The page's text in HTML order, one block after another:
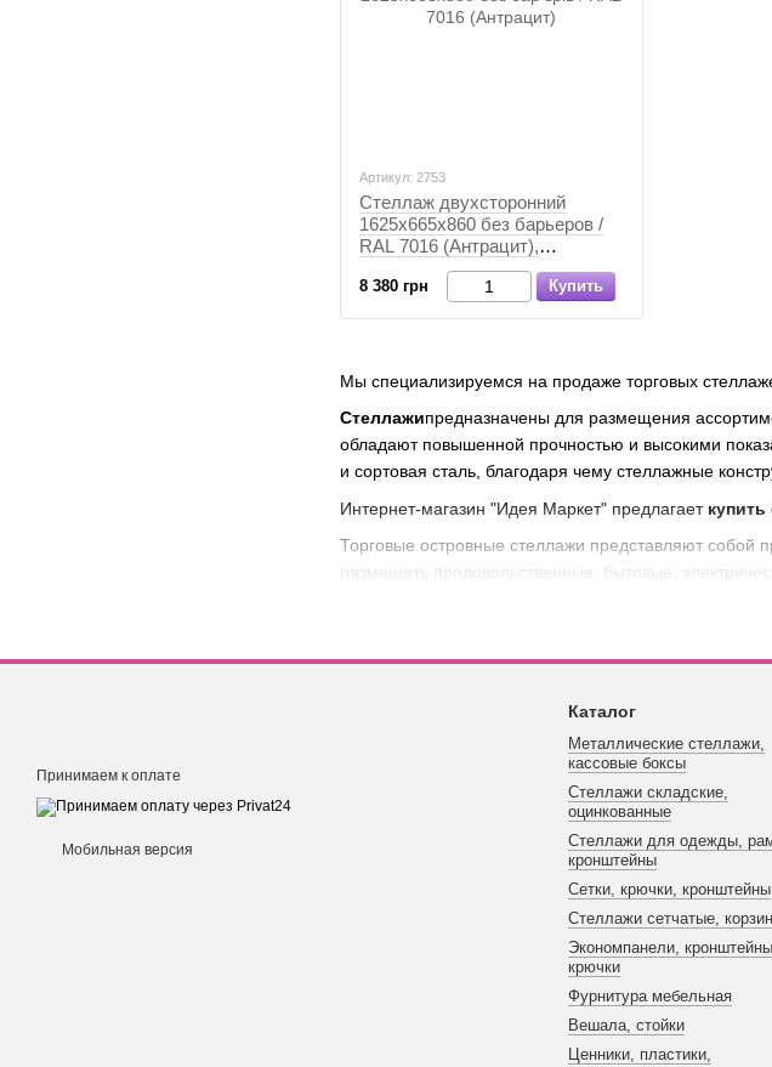
Мы специализируемся на продаже торговых
Стеллажипредназначены для размещения
обладают повышенной прочностью и высокими
и сортовая сталь, благодаря чему стеллажные
Интернет-магазин "Идея Маркет" предлагает
Торговые островные стеллажи представляют собой
размещать продовольственные, бытовые,
готовы помочь заказчику подобрать такой вариант,
Артикул: 2753
Стеллаж двухсторонний
1625х665х860 без барьеров /
RAL 7016 (Антрацит),
Антрацит, Антрацит
8 380 грн Купить
Принимаем к оплате
Мобильная версия
Каталог
Металлические стеллажи,
кассовые боксы
Стеллажи складские,
оцинкованные
Стеллажи для одежды,
кронштейны
Сетки, крючки, кронштейны
Стеллажи сетчатые,
Экономпанели,
крючки
Фурнитура мебельная
Вешала, стойки
Ценники, пластики,